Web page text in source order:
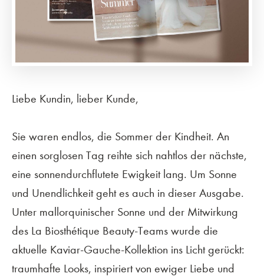
Liebe Kundin, lieber Kunde,
Sie waren endlos, die Sommer der Kindheit. An
einen sorglosen Tag reihte sich nahtlos der nächste,
eine sonnendurchflutete Ewigkeit lang. Um Sonne
und Unendlichkeit geht es auch in dieser Ausgabe.
Unter mallorquinischer Sonne und der Mitwirkung
des La Biosthétique Beauty-Teams wurde die
aktuelle Kaviar-Gauche-Kollektion ins Licht gerückt:
traumhafte Looks, inspiriert von ewiger Liebe und